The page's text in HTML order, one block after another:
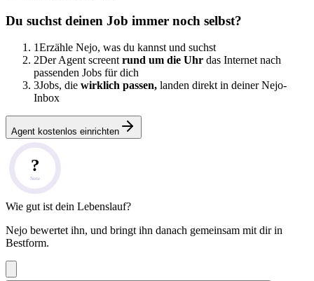
Du suchst deinen Job immer noch selbst?
1Erzähle Nejo, was du kannst und suchst
2Der Agent screent rund um die Uhr das Internet nach
passenden Jobs für dich
3Jobs, die wirklich passen, landen direkt in deiner Nejo-
Inbox
Agent kostenlos einrichten
?
Note
Wie gut ist dein Lebenslauf?
Nejo bewertet ihn, und bringt ihn danach gemeinsam mit dir in
Bestform.